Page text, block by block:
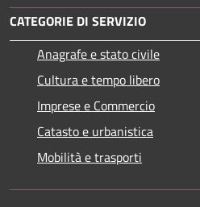
CATEGORIE DI SERVIZIO
Anagrafe e stato civile
Cultura e tempo libero
Imprese e Commercio
Catasto e urbanistica
Mobilità e trasporti